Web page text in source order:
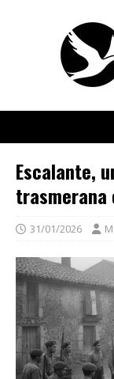
Escalante,
31/01/2026